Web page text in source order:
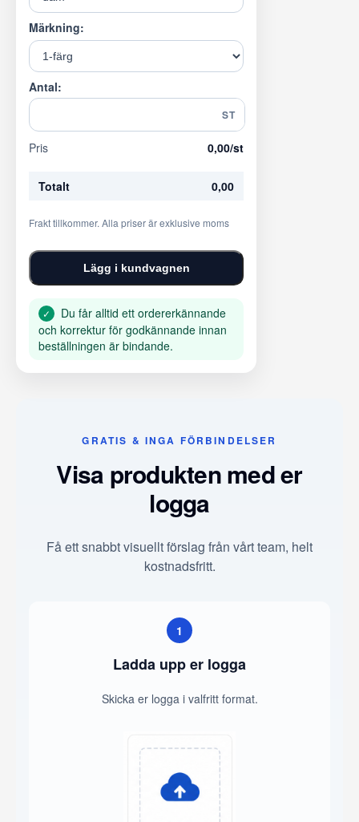
Märkning:
Antal:
ST
Pris 0,00/st
Totalt 0,00
Frakt tillkommer. Alla priser är exklusive moms
Lägg i kundvagnen
✓
Du får alltid ett ordererkännande
och korrektur för godkännande innan
beställningen är bindande.
GRATIS & INGA FÖRBINDELSER
Visa produkten med er
logga
Få ett snabbt visuellt förslag från vårt team, helt
kostnadsfritt.
1
Ladda upp er logga
Skicka er logga i valfritt format.